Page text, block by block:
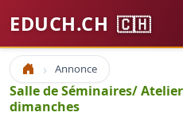
EDUCH.CH 🇨🇭
Accueil Annonce
Salle de Séminaires/
dimanches